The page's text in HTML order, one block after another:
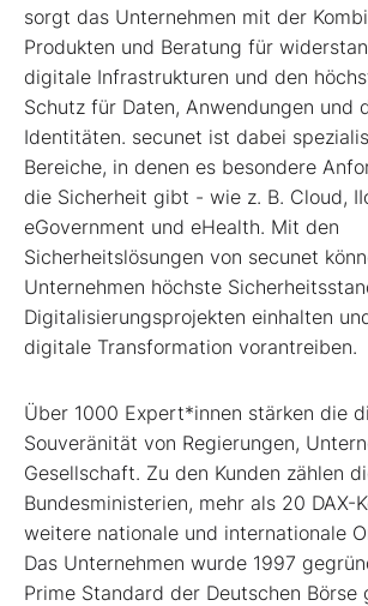
sorgt das Unternehmen mit der
Produkten und Beratung für
digitale Infrastrukturen und den
Schutz für Daten, Anwendungen und
Identitäten. secunet ist dabei
Bereiche, in denen es besondere
die Sicherheit gibt - wie z. B. Cloud,
eGovernment und eHealth. Mit den
Sicherheitslösungen von secunet
Unternehmen höchste
Digitalisierungsprojekten einhalten
digitale Transformation vorantreiben.
Über 1000 Expert*innen stärken die
Souveränität von Regierungen,
Gesellschaft. Zu den Kunden zählen
Bundesministerien, mehr als 20 DAX-
weitere nationale und internationale
Das Unternehmen wurde 1997
Prime Standard der Deutschen Börse